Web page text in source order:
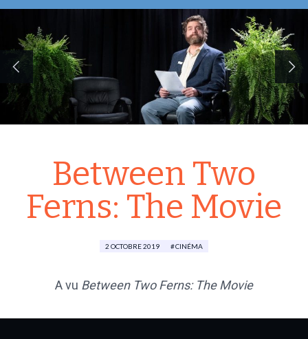
Between Two
Ferns: The Movie
2 OCTOBRE 2019 CINÉMA
A vu Between Two Ferns: The Movie